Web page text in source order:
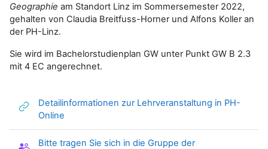
Geographie am Standort Linz im Sommersemester 2022,
gehalten von Claudia Breitfuss-Horner und Alfons Koller an
der PH-Linz.
Sie wird im Bachelorstudienplan GW unter Punkt GW B 2.3
mit 4 EC angerechnet.
Detailinformationen zur Lehrveranstaltung in PH-
Online
Bitte tragen Sie sich in die Gruppe der